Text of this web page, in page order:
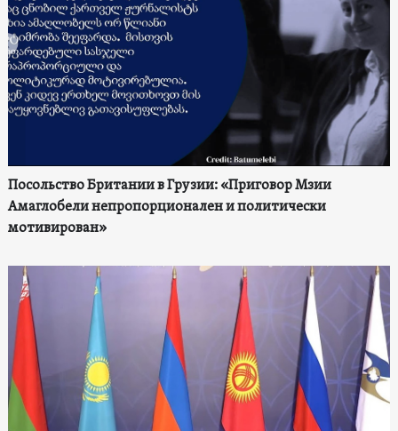
Посольство Британии в Грузии: «Приговор Мзии
Амаглобели непропорционален и политически
мотивирован»